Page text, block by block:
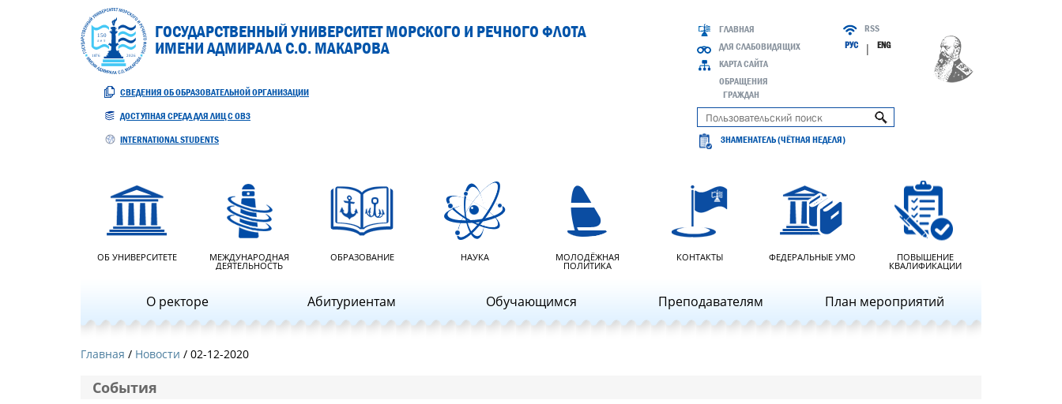
ГОСУДАРСТВЕННЫЙ УНИВЕРСИТЕТ МОРСКОГО И РЕЧНОГО ФЛОТА
ИМЕНИ АДМИРАЛА С.О. МАКАРОВА
СВЕДЕНИЯ ОБ ОБРАЗОВАТЕЛЬНОЙ ОРГАНИЗАЦИИ
ДОСТУПНАЯ СРЕДА ДЛЯ ЛИЦ С ОВЗ
INTERNATIONAL STUDENTS
ГЛАВНАЯ
ДЛЯ СЛАБОВИДЯЩИХ
КАРТА САЙТА
ОБРАЩЕНИЯ
ГРАЖДАН
RSS
РУС | ENG
ЗНАМЕНАТЕЛЬ (ЧЁТНАЯ НЕДЕЛЯ)
ОБ УНИВЕРСИТЕТЕ МЕЖДУНАРОДНАЯ
ДЕЯТЕЛЬНОСТЬ
ОБРАЗОВАНИЕ НАУКА МОЛОДЁЖНАЯ
ПОЛИТИКА
КОНТАКТЫ ФЕДЕРАЛЬНЫЕ УМО ПОВЫШЕНИЕ
КВАЛИФИКАЦИИ
О ректоре Абитуриентам Обучающимся Преподавателям План мероприятий
Главная Новости / 02-12-2020
События